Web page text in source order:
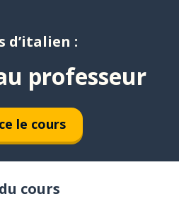
d’italien :
professeur
le cours
cours